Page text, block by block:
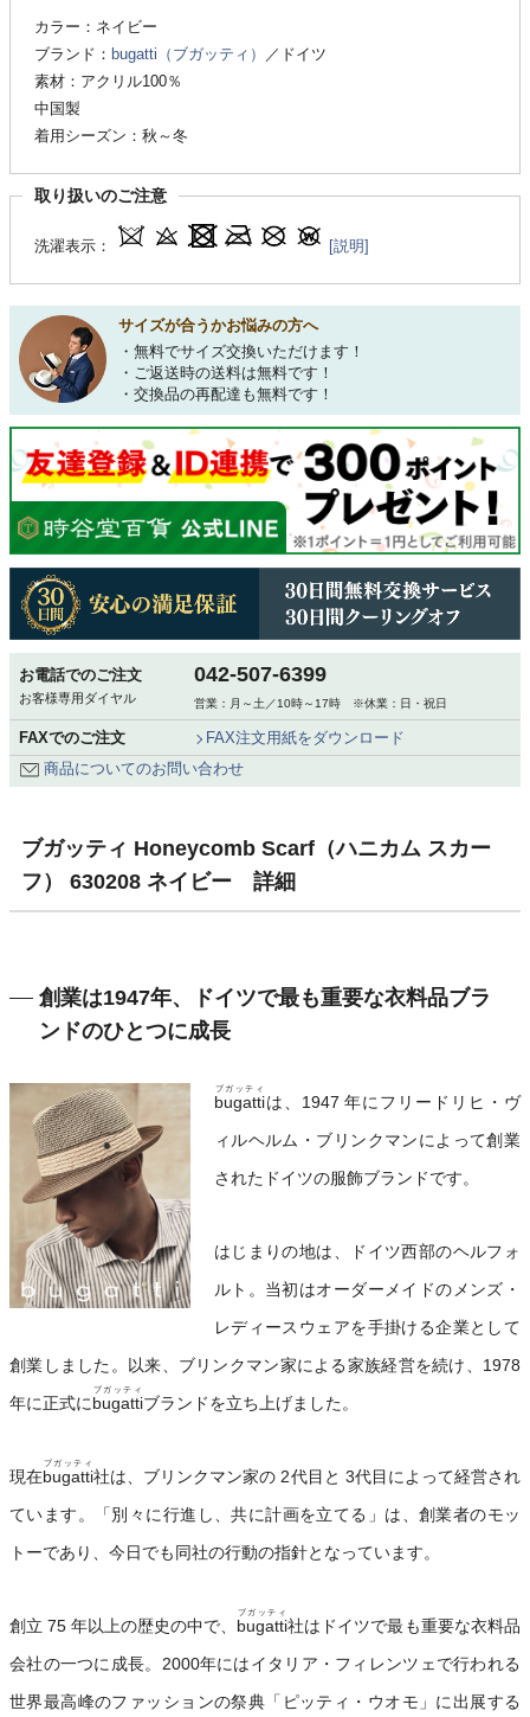
カラー：ネイビー
ブランド： bugatti（ブガッティ）
／ドイツ
素材：アクリル100％
中国製
着用シーズン：秋～冬
取り扱いのご注意
洗濯表示： [説明]
サイズが合うかお悩みの方へ
・無料でサイズ交換いただけます！
・ご返送時の送料は無料です！
・交換品の再配達も無料です！
お電話でのご注文
お客様専用ダイヤル
042-507-6399
営業：月～土／10時～17時 ※休業：日・祝日
FAXでのご注文
FAX注文用紙をダウンロード
商品についてのお問い合わせ
ブガッティ Honeycomb Scarf（ハニカム スカー
フ） 630208 ネイビー 詳細
創業は1947年、ドイツで最も重要な衣料品ブラ
ンドのひとつに成長
bugatti
ブガッティ
は、1947 年にフリードリヒ・ヴ
ィルヘルム・ブリンクマンによって創業
されたドイツの服飾ブランドです。
はじまりの地は、ドイツ西部のヘルフォ
ルト。当初はオーダーメイドのメンズ・
レディースウェアを手掛ける企業として
創業しました。以来、ブリンクマン家による家族経営を続け、1978
年に正式にbugatti
ブガッティ
ブランドを立ち上げました。
現在bugatti
ブガッティ
社は、ブリンクマン家の 2代目と 3代目によって経営され
ています。「別々に行進し、共に計画を立てる」は、創業者のモッ
トーであり、今日でも同社の行動の指針となっています。
創立 75 年以上の歴史の中で、 bugatti
ブガッティ
社はドイツで最も重要な衣料品
会社の一つに成長。2000年にはイタリア・フィレンツェで行われる
世界最高峰のファッションの祭典「ピッティ・ウオモ」に出展する